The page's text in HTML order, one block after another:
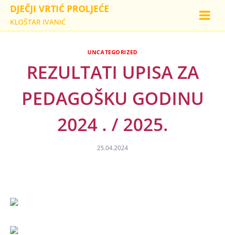
Skip
content
DJEČJI VRTIĆ PROLJEĆE
KLOŠTAR IVANIĆ
UNCATEGORIZED
REZULTATI UPISA ZA
PEDAGOŠKU GODINU
2024 . / 2025.
25.04.2024